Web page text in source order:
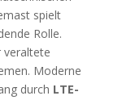
spielt
Rolle.
veraltete
Moderne
durch LTE-